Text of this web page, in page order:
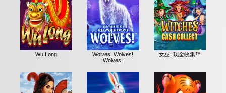
Wu Long
Wolves! Wolves!
Wolves!
女巫: 现金收集™